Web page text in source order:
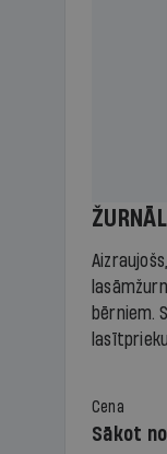
bērniem.
Cena
Sākot